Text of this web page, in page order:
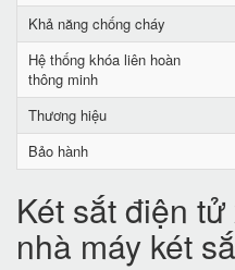
Khả năng chống cháy
Hệ thống khóa liên hoàn
thông minh
Thương hiệu
Bảo hành
Két sắt điện
nhà máy két